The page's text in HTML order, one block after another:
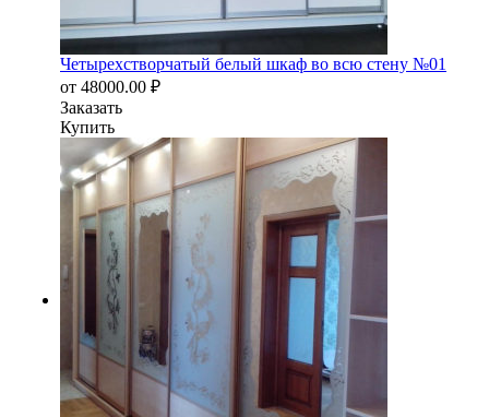
Четырехстворчатый белый шкаф во всю стену №01
от 48000.00 ₽
Заказать
Купить